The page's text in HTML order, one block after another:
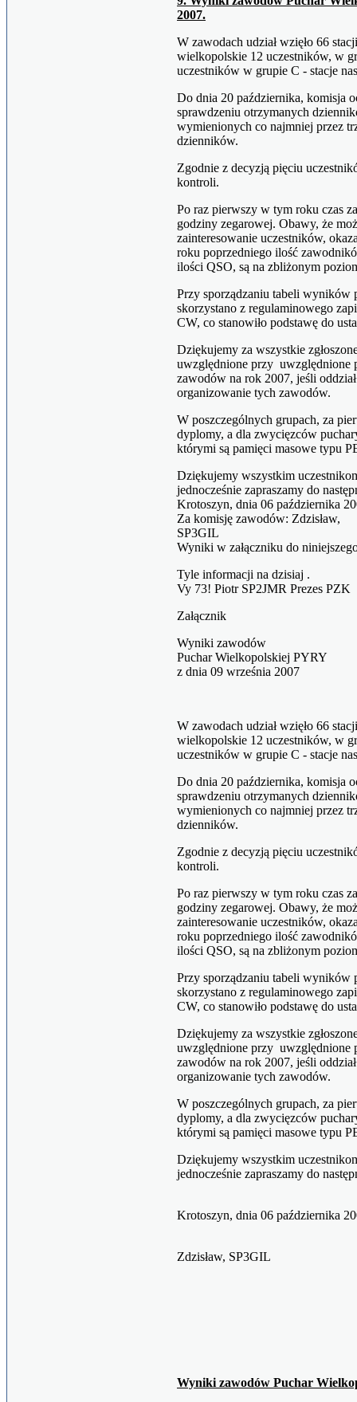
2007.
W zawodach udział wzięło 66
wielkopolskie 12 uczestników, w
uczestników w grupie C - stacje
Do dnia 20 października, komisja
sprawdzeniu otrzymanych
wymienionych co najmniej przez
dzienników.
Zgodnie z decyzją pięciu
kontroli.
Po raz pierwszy w tym roku czas
godziny zegarowej. Obawy, że
zainteresowanie uczestników,
roku poprzedniego ilość
ilości QSO, są na zbliżonym
Przy sporządzaniu tabeli
skorzystano z regulaminowego
CW, co stanowiło podstawę do
Dziękujemy za wszystkie
uwzględnione przy uwzględnione
zawodów na rok 2007, jeśli
organizowanie tych zawodów.
W poszczególnych grupach, za
dyplomy, a dla zwycięzców
którymi są pamięci masowe typu
Dziękujemy wszystkim
jednocześnie zapraszamy do
Krotoszyn, dnia 06
Za komisję zawodów: Zdzisław,
Wyniki w załączniku do
Tyle informacji na dzisiaj .
Vy 73! Piotr SP2JMR Prezes PZK
Załącznik
Wyniki zawodów
Puchar Wielkopolskiej PYRY
z dnia 09 września 2007
W zawodach udział wzięło 66
wielkopolskie 12 uczestników, w
uczestników w grupie C - stacje
Do dnia 20 października, komisja
sprawdzeniu otrzymanych
wymienionych co najmniej przez
dzienników.
Zgodnie z decyzją pięciu
kontroli.
Po raz pierwszy w tym roku czas
godziny zegarowej. Obawy, że
zainteresowanie uczestników,
roku poprzedniego ilość
ilości QSO, są na zbliżonym
Przy sporządzaniu tabeli
skorzystano z regulaminowego
CW, co stanowiło podstawę do
Dziękujemy za wszystkie
uwzględnione przy uwzględnione
zawodów na rok 2007, jeśli
organizowanie tych zawodów.
W poszczególnych grupach, za
dyplomy, a dla zwycięzców
którymi są pamięci masowe typu
Dziękujemy wszystkim
jednocześnie zapraszamy do
Krotoszyn, dnia 06
Zdzisław, SP3GIL
Wyniki zawodów Puchar